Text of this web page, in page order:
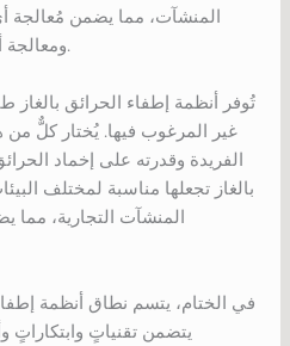
المنشآت، مما يضمن مُعالجة
ومعالجة أي مشاكل في الأنظمة بسرعة.
تُوفر أنظمة إطفاء الحرائق بالغاز
غير المرغوب فيها. يُختار كلٌّ
الفريدة وقدرته على إخماد
بالغاز تجعلها مناسبة لمختلف
المنشآت التجارية، مما
في الختام، يتسم نطاق أنظمة
يتضمن تقنياتٍ وابتكاراتٍ